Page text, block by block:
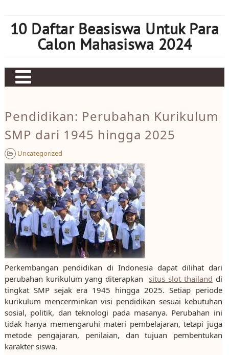
content
10 Daftar Beasiswa Untuk Para
Calon Mahasiswa 2024
Sbobet
Judi bola
Mahjong Ways 2
Slot Kamboja
Slot Thailand
Pendidikan: Perubahan Kurikulum
SMP dari 1945 hingga 2025
Uncategorized
Perkembangan pendidikan di Indonesia dapat dilihat dari
perubahan kurikulum yang diterapkan situs slot thailand di
tingkat SMP sejak era 1945 hingga 2025. Setiap periode
kurikulum mencerminkan visi pendidikan sesuai kebutuhan
sosial, politik, dan teknologi pada masanya. Perubahan ini
tidak hanya memengaruhi materi pembelajaran, tetapi juga
metode pengajaran, penilaian, dan tujuan pembentukan
karakter siswa.